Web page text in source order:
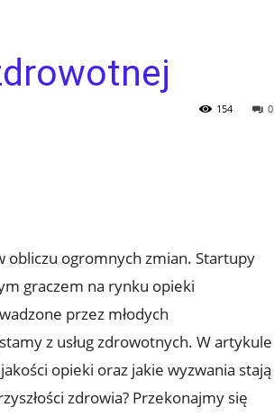
0
154
obliczu ogromnych zmian. Startupy
graczem na rynku opieki
przez młodych
z usług zdrowotnych. W artykule
opieki oraz jakie wyzwania stają
zdrowia? Przekonajmy się